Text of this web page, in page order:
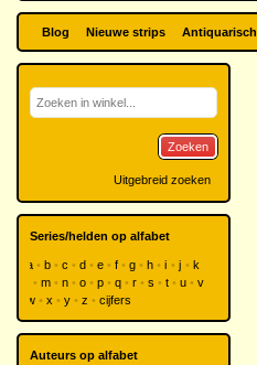
Blog Nieuwe strips Antiquarisch
Zoeken
Uitgebreid zoeken
Series/helden op alfabet
a b c d e f g h i j
k
m n o p q r s t u
v
w
x y z cijfers
Auteurs op alfabet